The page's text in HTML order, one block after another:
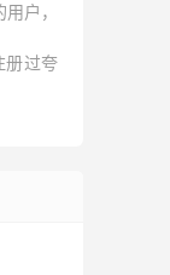
户，
册过夸